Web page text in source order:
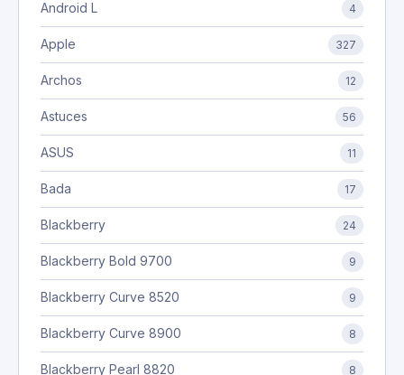
Android L 4
Apple 327
Archos 12
Astuces 56
ASUS 11
Bada 17
Blackberry 24
Blackberry Bold 9700 9
Blackberry Curve 8520 9
Blackberry Curve 8900 8
Blackberry Pearl 8820 8